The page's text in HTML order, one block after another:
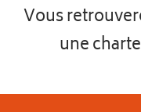
Vous
une